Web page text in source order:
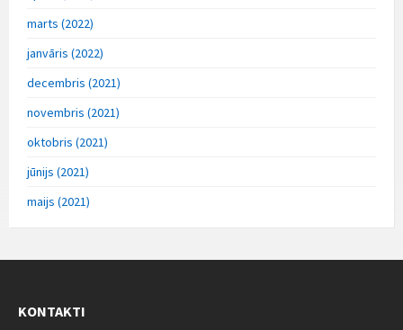
marts (2022)
janvāris (2022)
decembris (2021)
novembris (2021)
oktobris (2021)
jūnijs (2021)
maijs (2021)
KONTAKTI